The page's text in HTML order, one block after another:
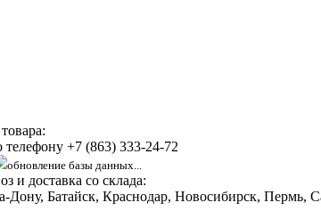
телефону +7 (863) 333-24-72
обновление базы данных...
и доставка со склада:
Дону, Батайск, Краснодар, Новосибирск, Пермь,